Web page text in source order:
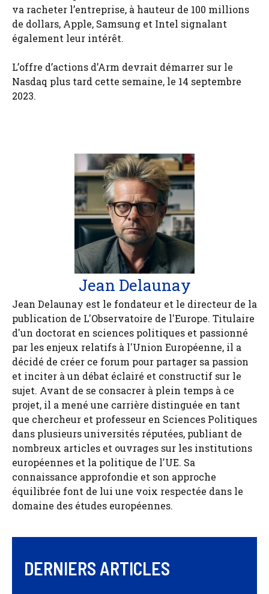
va racheter l’entreprise, à hauteur de 100 millions
de dollars, Apple, Samsung et Intel signalant
également leur intérêt.
L’offre d’actions d’Arm devrait démarrer sur le
Nasdaq plus tard cette semaine, le 14 septembre
2023.
Jean Delaunay
Jean Delaunay est le fondateur et le directeur de la
publication de L'Observatoire de l'Europe. Titulaire
d'un doctorat en sciences politiques et passionné
par les enjeux relatifs à l'Union Européenne, il a
décidé de créer ce forum pour partager sa passion
et inciter à un débat éclairé et constructif sur le
sujet. Avant de se consacrer à plein temps à ce
projet, il a mené une carrière distinguée en tant
que chercheur et professeur en Sciences Politiques
dans plusieurs universités réputées, publiant de
nombreux articles et ouvrages sur les institutions
européennes et la politique de l'UE. Sa
connaissance approfondie et son approche
équilibrée font de lui une voix respectée dans le
domaine des études européennes.
DERNIERS ARTICLES